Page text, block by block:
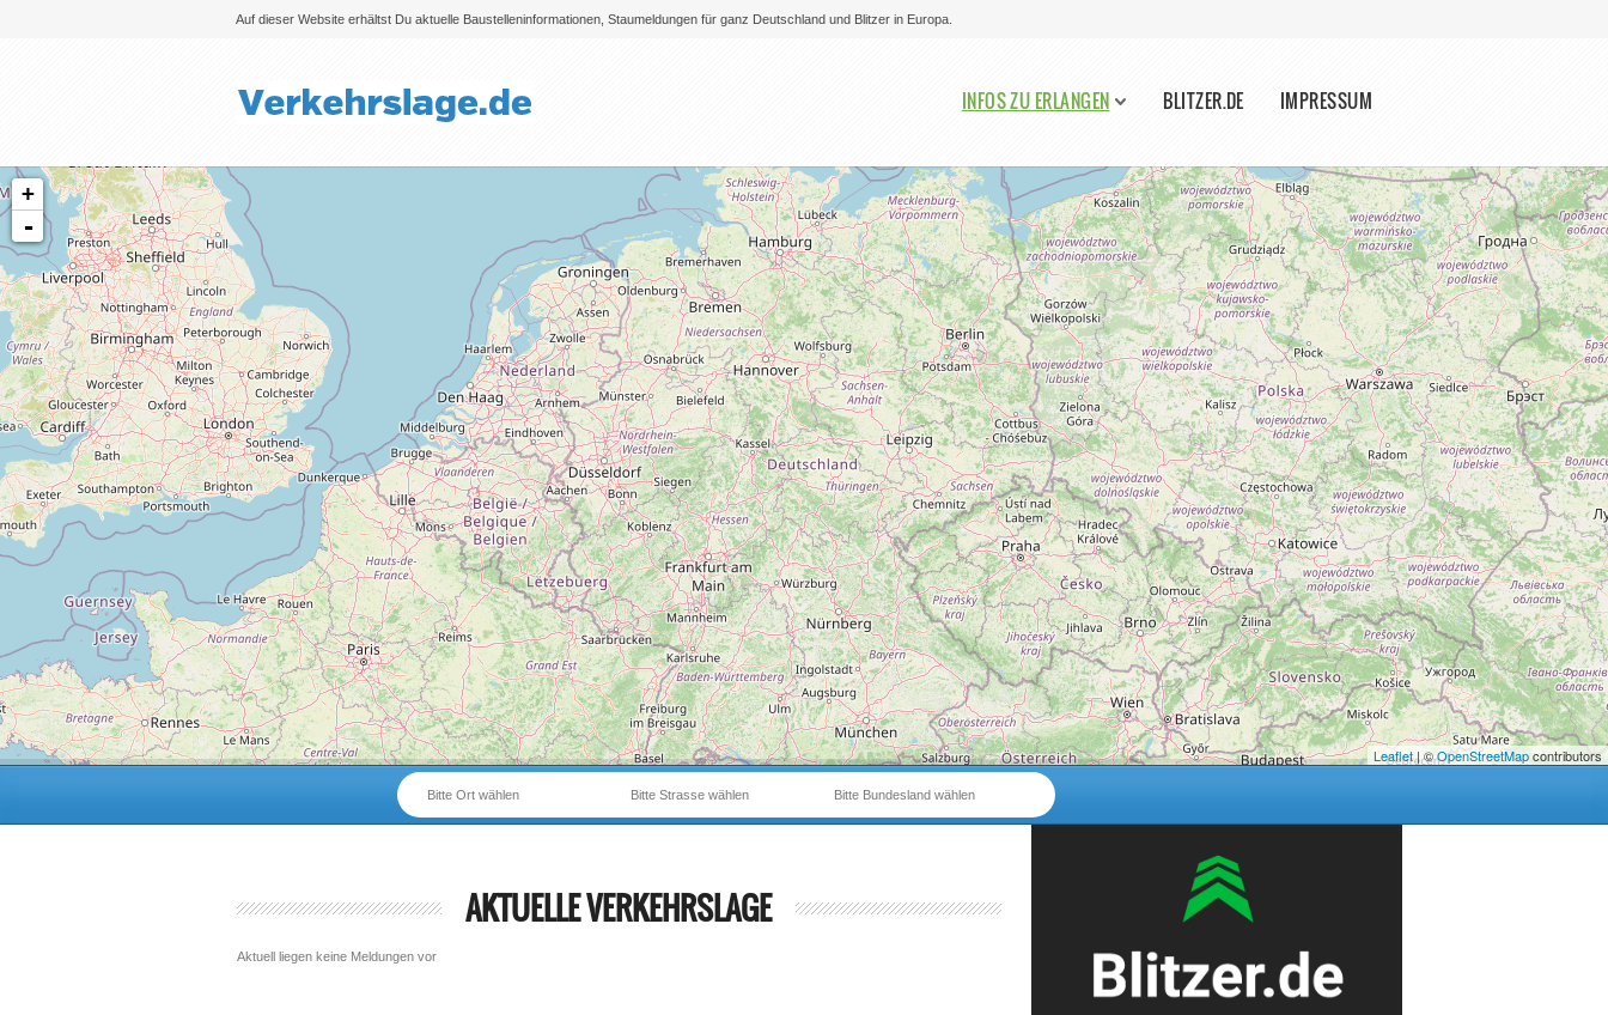
Auf dieser Website erhältst Du aktuelle Baustelleninformationen, Staumeldungen für ganz Deutschland und Blitzer in Europa.
Bitte auswählen
INFOS ZU ERLANGEN BLITZER.DE IMPRESSUM
+
-
Leaflet| ©OpenStreetMapcontributors
Bitte Bundesland wählen
Bitte Strasse wählen
Bitte Ort wählen
AKTUELLE VERKEHRSLAGE
Aktuell liegen keine Meldungen vor